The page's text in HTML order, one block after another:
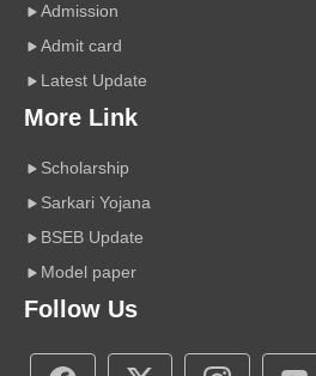
Admission
Admit card
Latest Update
More Link
Scholarship
Sarkari Yojana
BSEB Update
Model paper
Follow Us